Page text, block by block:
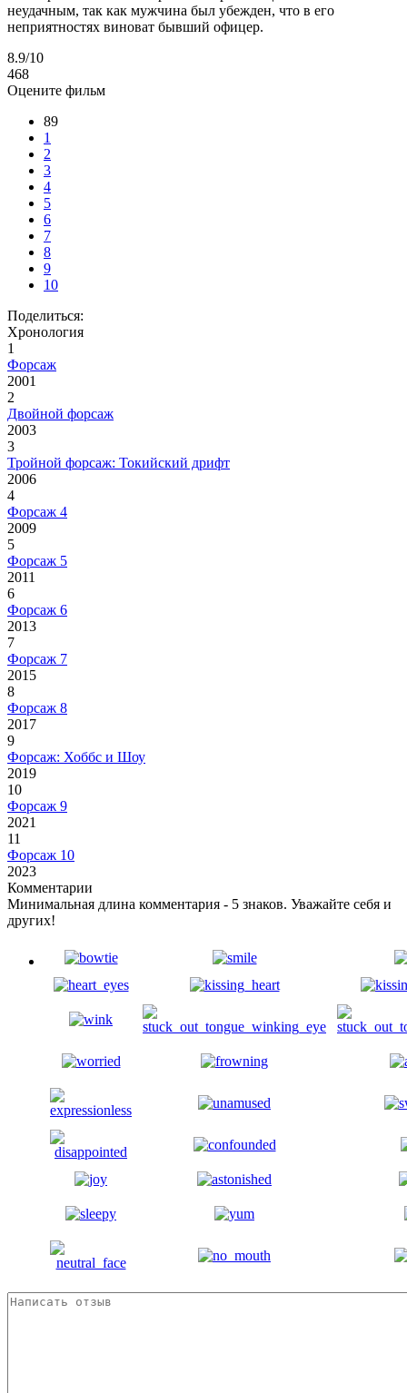
неудачным, так как мужчина был убежден, что в его
неприятностях виноват бывший офицер.
8.9/10
468
Оцените фильм
89
1
2
3
4
5
6
7
8
9
10
Поделиться:
Хронология
1
Форсаж
2001
2
Двойной форсаж
2003
3
Тройной форсаж: Токийский дрифт
2006
4
Форсаж 4
2009
5
Форсаж 5
2011
6
Форсаж 6
2013
7
Форсаж 7
2015
8
Форсаж 8
2017
9
Форсаж: Хоббс и Шоу
2019
10
Форсаж 9
2021
11
Форсаж 10
2023
Комментарии
Минимальная длина комментария - 5 знаков. Уважайте себя и
других!